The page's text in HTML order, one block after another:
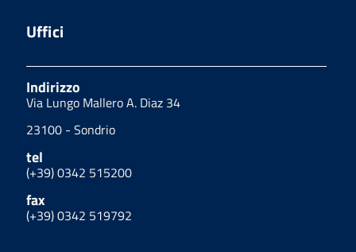
Uffici
Indirizzo
Via Lungo Mallero A. Diaz 34
23100 - Sondrio
tel
(+39) 0342 515200
fax
(+39) 0342 519792